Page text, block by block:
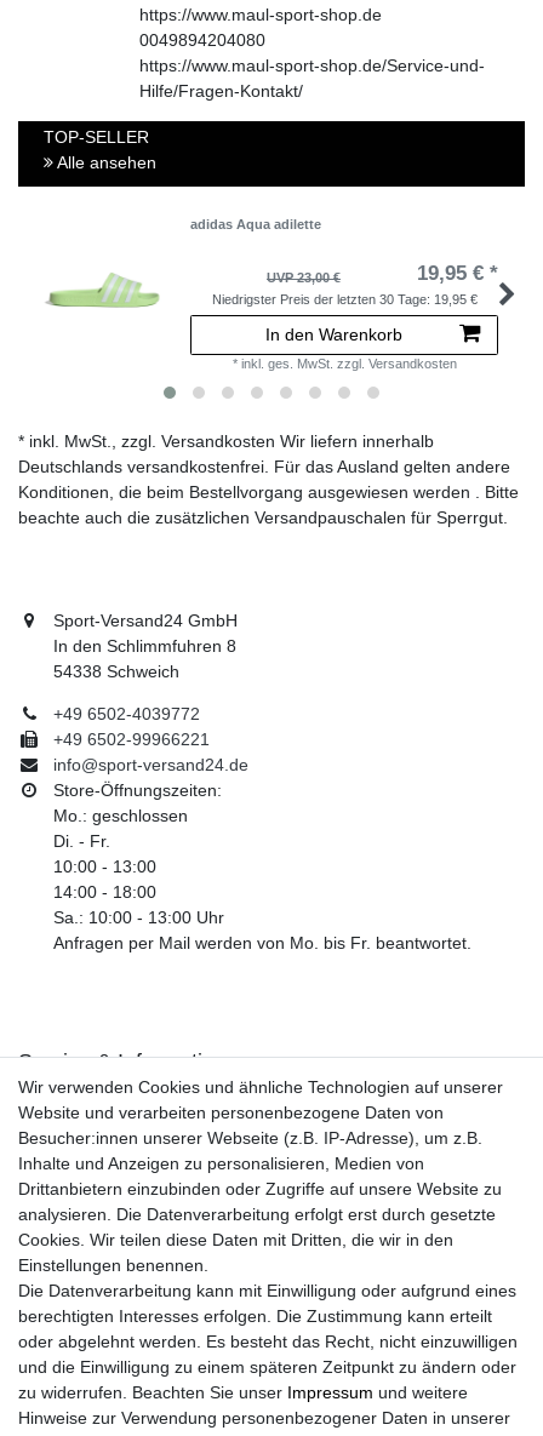
https://www.maul-sport-shop.de
0049894204080
https://www.maul-sport-shop.de/Service-und-
Hilfe/Fragen-Kontakt/
TOP-SELLER
Alle ansehen
adidas Aqua adilette
UVP 23,00 € 19,95 € *
Niedrigster Preis der letzten 30 Tage: 19,95 €
In den Warenkorb
* inkl. ges. MwSt. zzgl. Versandkosten
* inkl. MwSt., zzgl. Versandkosten Wir liefern innerhalb
Deutschlands versandkostenfrei. Für das Ausland gelten andere
Konditionen, die beim Bestellvorgang ausgewiesen werden . Bitte
beachte auch die zusätzlichen Versandpauschalen für Sperrgut.
Sport-Versand24 GmbH
In den Schlimmfuhren 8
54338 Schweich
+49 6502-4039772
+49 6502-99966221
info@sport-versand24.de
Store-Öffnungszeiten:
Mo.: geschlossen
Di. - Fr.
10:00 - 13:00
14:00 - 18:00
Sa.: 10:00 - 13:00 Uhr
Anfragen per Mail werden von Mo. bis Fr. beantwortet.
Service & Informationen
Kontakt
Retouren
Widerrufsrecht
Widerrufs­formular
Impressum
Daten­schutz­erklärung
AGB
Größentabelle
Kataloge
Barrierefreiheitserklärung
Sicherheitsinformationen
Wir verwenden Cookies und ähnliche Technologien auf unserer
Website und verarbeiten personenbezogene Daten von
Besucher:innen unserer Webseite (z.B. IP-Adresse), um z.B.
Inhalte und Anzeigen zu personalisieren, Medien von
Drittanbietern einzubinden oder Zugriffe auf unsere Website zu
analysieren. Die Datenverarbeitung erfolgt erst durch gesetzte
Cookies. Wir teilen diese Daten mit Dritten, die wir in den
Einstellungen benennen.
Die Datenverarbeitung kann mit Einwilligung oder aufgrund eines
berechtigten Interesses erfolgen. Die Zustimmung kann erteilt
oder abgelehnt werden. Es besteht das Recht, nicht einzuwilligen
und die Einwilligung zu einem späteren Zeitpunkt zu ändern oder
zu widerrufen. Beachten Sie unser Impressum und weitere
Hinweise zur Verwendung personenbezogener Daten in unserer